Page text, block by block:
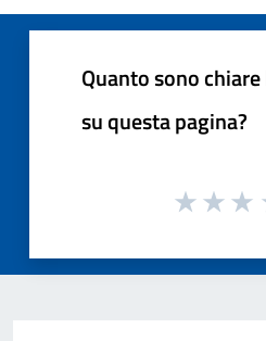
Quanto sono
su questa pagina?